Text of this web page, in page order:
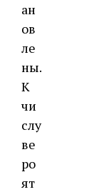
ан
ов
ле
ны.
К
чи
слу
ве
ро
ят